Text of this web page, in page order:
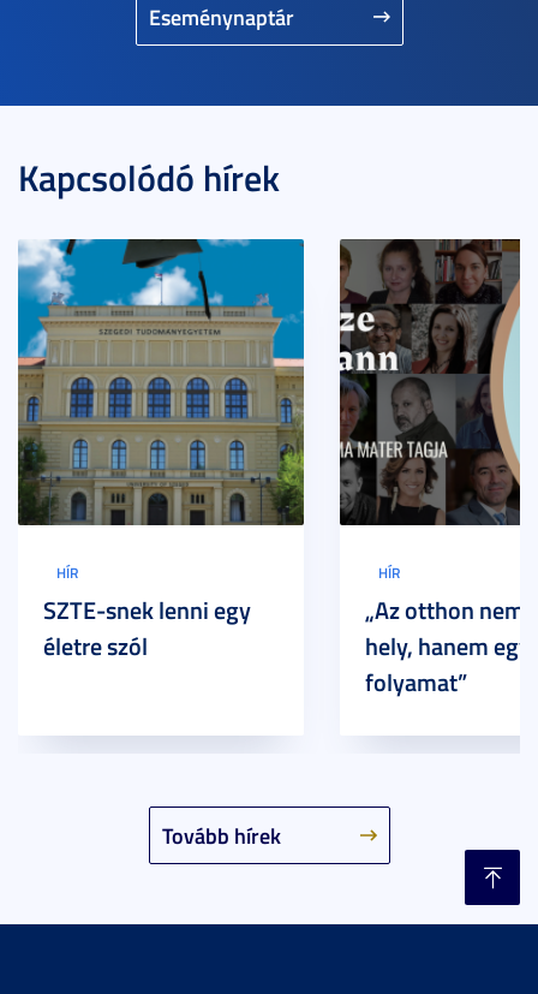
Eseménynaptár
Kapcsolódó hírek
Tovább hírek
HÍR
SZTE-snek lenni egy
életre szól
HÍR
„Az otthon nem
hely, hanem egy
folyamat”